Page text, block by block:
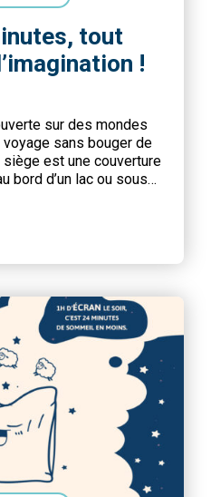
tout
!
sur des mondes
sans bouger de
siège est une couverture
bord d’un lac ou sous
arbre, la magie opère
air, c’est laisser la
lectures : […]